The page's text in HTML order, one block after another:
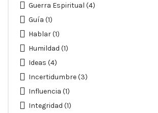
Guerra Espiritual (4)
Guía (1)
Hablar(1)
Humildad (1)
Ideas (4)
Incertidumbre(3)
Influencia (1)
Integridad (1)